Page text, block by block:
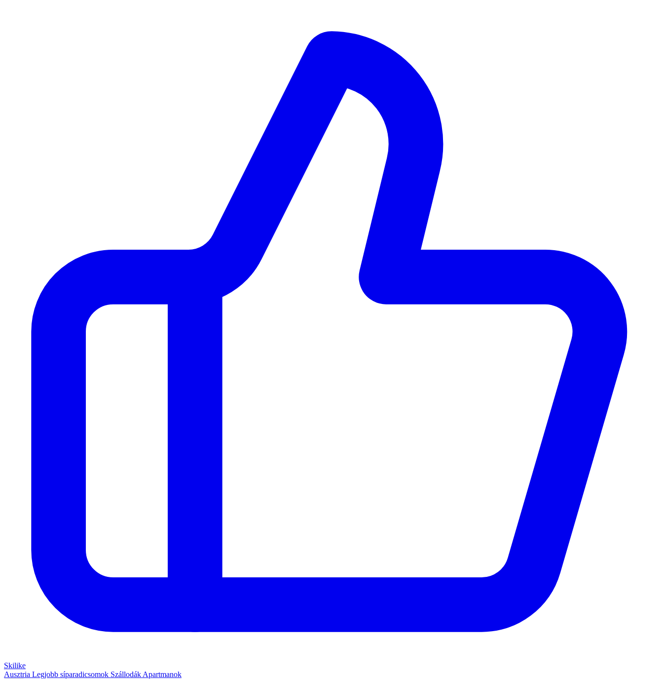
Skilike
Ausztria Legjobb síparadicsomok Szállodák Apartmanok